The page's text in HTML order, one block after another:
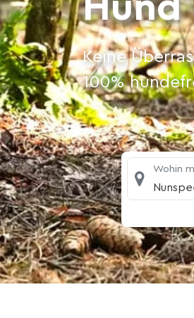
Keine
100%
Wohin